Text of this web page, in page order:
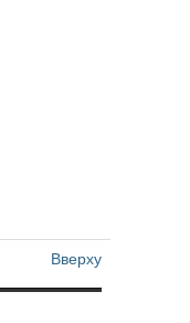
Вверху